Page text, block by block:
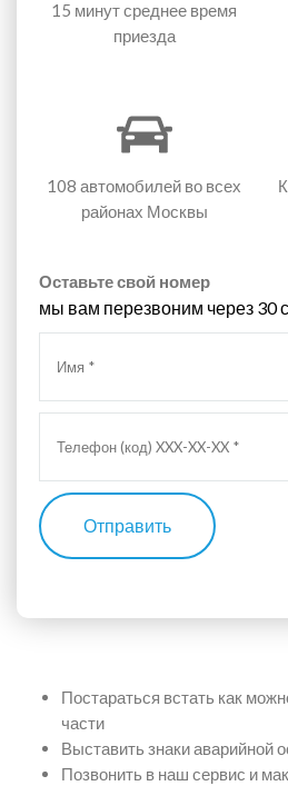
15 минутсреднее время
приезда
108 автомобилей во всех
районах Москвы
Оставьте свой номер
мы вам перезвоним через 30
Отправить
Постараться встать как
части
Выставить знаки аварийной
Позвонить в наш сервис и